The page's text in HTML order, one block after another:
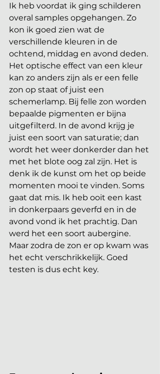
Ik heb voordat ik ging schilderen
overal samples opgehangen. Zo
kon ik goed zien wat de
verschillende kleuren in de
ochtend, middag en avond deden.
Het optische effect van een kleur
kan zo anders zijn als er een felle
zon op staat of juist een
schemerlamp. Bij felle zon worden
bepaalde pigmenten er bijna
uitgefilterd. In de avond krijg je
juist een soort van saturatie; dan
wordt het weer donkerder dan het
met het blote oog zal zijn. Het is
denk ik de kunst om het op beide
momenten mooi te vinden. Soms
gaat dat mis. Ik heb ooit een kast
in donkerpaars geverfd en in de
avond vond ik het prachtig. Dan
werd het een soort aubergine.
Maar zodra de zon er op kwam was
het echt verschrikkelijk. Goed
testen is dus echt key.